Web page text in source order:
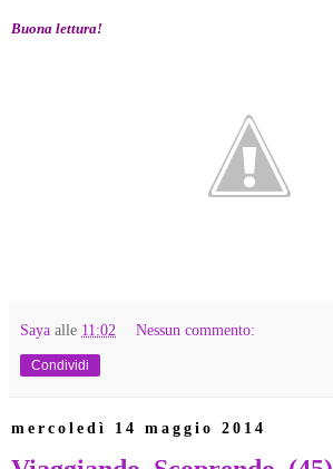
Buona lettura!
Saya alle 11:02 Nessun commento:
Condividi
mercoledì 14 maggio 2014